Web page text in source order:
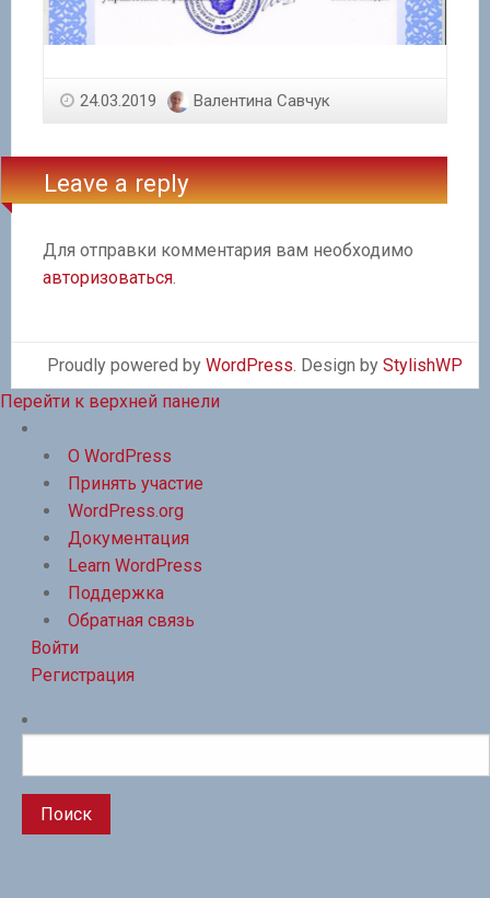
24.03.2019 Валентина Савчук
Leave a reply
Для отправки комментария вам необходимо
авторизоваться
Proudly powered by WordPress . Design by StylishWP
Перейти к верхней панели
WordPress
О WordPress
Принять участие
WordPress.org
Документация
Learn WordPress
Поддержка
Обратная связь
Войти
Регистрация
Поиск